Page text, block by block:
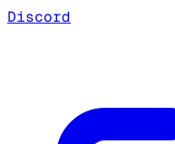
Discord